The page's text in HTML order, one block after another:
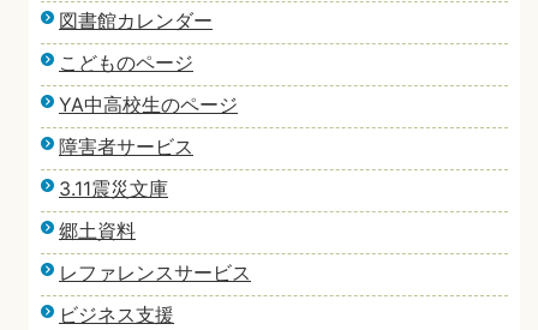
図書館カレンダー
こどものページ
YA中高校生のページ
障害者サービス
3.11震災文庫
郷土資料
レファレンスサービス
ビジネス支援